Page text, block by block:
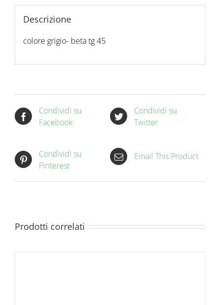
Descrizione
colore grigio- beta tg 45
Condividi su
Facebook
Condividi su
Twitter
Condividi su
Pinterest
Email This Product
Prodotti correlati